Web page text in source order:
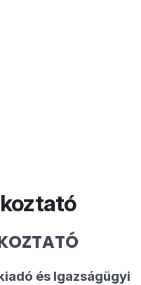
és Igazságügyi